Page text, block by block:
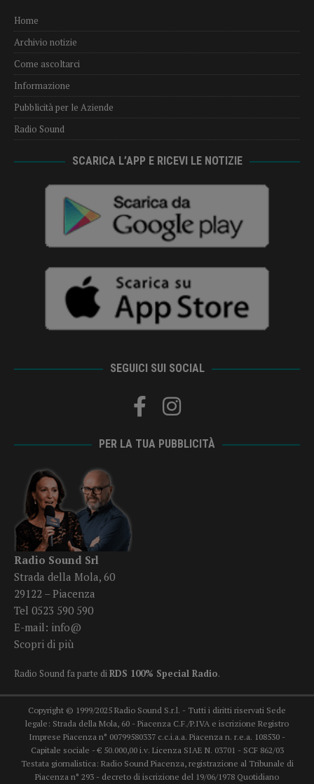
Home
Archivio notizie
Come ascoltarci
Informazione
Pubblicità per le Aziende
Radio Sound
SCARICA L’APP E RICEVI LE NOTIZIE
SEGUICI SUI SOCIAL
PER LA TUA PUBBLICITÀ
Radio Sound Srl
Strada della Mola, 60
29122 – Piacenza
Tel 0523 590 590
E-mail: info@
Scopri di più
Radio Sound fa parte diRDS 100% Special Radio.
Copyright © 1999/2025 Radio Sound S.r.l. - Tutti i diritti riservati Sede
legale: Strada della Mola, 60 - Piacenza C.F./P.IVA e iscrizione Registro
Imprese Piacenza n° 00799580337 c.c.i.a.a. Piacenza n. r.e.a. 108530 -
Capitale sociale - € 50.000,00 i.v. Licenza SIAE N. 03701 - SCF 862/03
Testata giornalistica: Radio Sound Piacenza, registrazione al Tribunale di
Piacenza n° 293 - decreto di iscrizione del 19/06/1978 Quotidiano